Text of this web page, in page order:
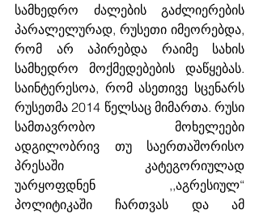
სამხედრო ძალების გაძლიერების
პარალელურად, რუსეთი იმეორებდა,
რომ არ აპირებდა რაიმე სახის
სამხედრო მოქმედებების დაწყებას.
საინტერესოა, რომ ასეთივე სცენარს
რუსეთმა 2014 წელსაც მიმართა. რუსი
სამთავრობო მოხელეები
ადგილობრივ თუ საერთაშორისო
პრესაში კატეგორიულად
უარყოფდნენ ,,აგრესიულ“
პოლიტიკაში ჩართვას და ამ